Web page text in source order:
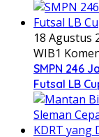
18 Agustus
WIB1
SMPN 246
Futsal LB